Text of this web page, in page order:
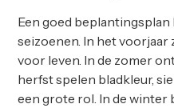
Een goed
seizoenen. In het
voor leven. In de zomer
herfst spelen bladkleur,
een grote rol. In de winter